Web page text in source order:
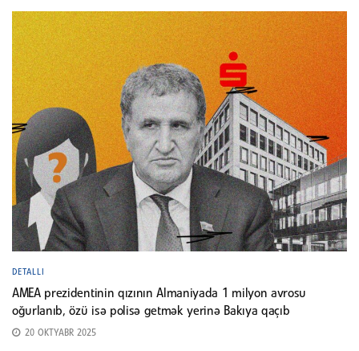
DETALLI
AMEA prezidentinin qızının Almaniyada 1 milyon avrosu
oğurlanıb, özü isə polisə getmək yerinə Bakıya qaçıb
20 OKTYABR 2025